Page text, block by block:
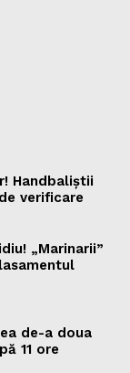
Handbaliștii
verificare
„Marinarii”
de-a doua
11 ore